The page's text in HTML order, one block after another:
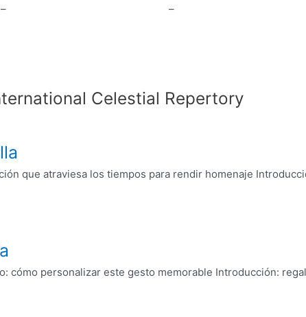
– –
Celestial Repertory
que atraviesa los tiempos para rendir homenaje
cómo personalizar este gesto memorable Introducción: